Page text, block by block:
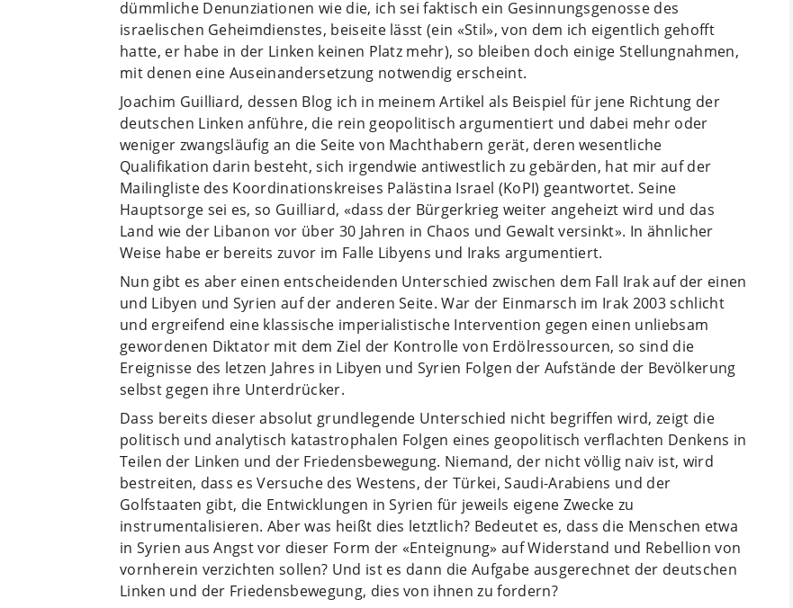
dümmliche Denunziationen wie die, ich sei faktisch ein Gesinnungsgenosse des
israelischen Geheimdienstes, beiseite lässt (ein «Stil», von dem ich eigentlich gehofft
hatte, er habe in der Linken keinen Platz mehr), so bleiben doch einige Stellungnahmen,
mit denen eine Auseinandersetzung notwendig erscheint.
Joachim Guilliard, dessen Blog ich in meinem Artikel als Beispiel für jene Richtung der
deutschen Linken anführe, die rein geopolitisch argumentiert und dabei mehr oder
weniger zwangsläufig an die Seite von Machthabern gerät, deren wesentliche
Qualifikation darin besteht, sich irgendwie antiwestlich zu gebärden, hat mir auf der
Mailingliste des Koordinationskreises Palästina Israel (KoPI) geantwortet. Seine
Hauptsorge sei es, so Guilliard, «dass der Bürgerkrieg weiter angeheizt wird und das
Land wie der Libanon vor über 30 Jahren in Chaos und Gewalt versinkt». In ähnlicher
Weise habe er bereits zuvor im Falle Libyens und Iraks argumentiert.
Nun gibt es aber einen entscheidenden Unterschied zwischen dem Fall Irak auf der einen
und Libyen und Syrien auf der anderen Seite. War der Einmarsch im Irak 2003 schlicht
und ergreifend eine klassische imperialistische Intervention gegen einen unliebsam
gewordenen Diktator mit dem Ziel der Kontrolle von Erdölressourcen, so sind die
Ereignisse des letzen Jahres in Libyen und Syrien Folgen der Aufstände der Bevölkerung
selbst gegen ihre Unterdrücker.
Dass bereits dieser absolut grundlegende Unterschied nicht begriffen wird, zeigt die
politisch und analytisch katastrophalen Folgen eines geopolitisch verflachten Denkens in
Teilen der Linken und der Friedensbewegung. Niemand, der nicht völlig naiv ist, wird
bestreiten, dass es Versuche des Westens, der Türkei, Saudi-Arabiens und der
Golfstaaten gibt, die Entwicklungen in Syrien für jeweils eigene Zwecke zu
instrumentalisieren. Aber was heißt dies letztlich? Bedeutet es, dass die Menschen etwa
in Syrien aus Angst vor dieser Form der «Enteignung» auf Widerstand und Rebellion von
vornherein verzichten sollen? Und ist es dann die Aufgabe ausgerechnet der deutschen
Linken und der Friedensbewegung, dies von ihnen zu fordern?